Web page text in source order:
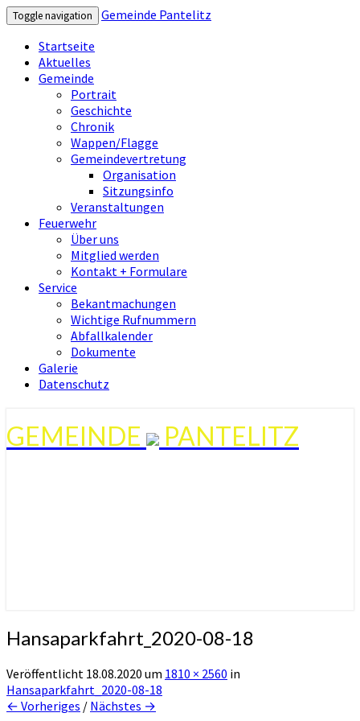
Toggle navigation
Gemeinde Pantelitz
Startseite
Aktuelles
Gemeinde
Portrait
Geschichte
Chronik
Wappen/Flagge
Gemeindevertretung
Organisation
Sitzungsinfo
Veranstaltungen
Feuerwehr
Über uns
Mitglied werden
Kontakt + Formulare
Service
Bekantmachungen
Wichtige Rufnummern
Abfallkalender
Dokumente
Galerie
Datenschutz
GEMEINDE PANTELITZ
Hansaparkfahrt_2020-08-18
Veröffentlicht 18.08.2020 um 1810 × 2560 in
Hansaparkfahrt_2020-08-18
← Vorheriges / Nächstes →